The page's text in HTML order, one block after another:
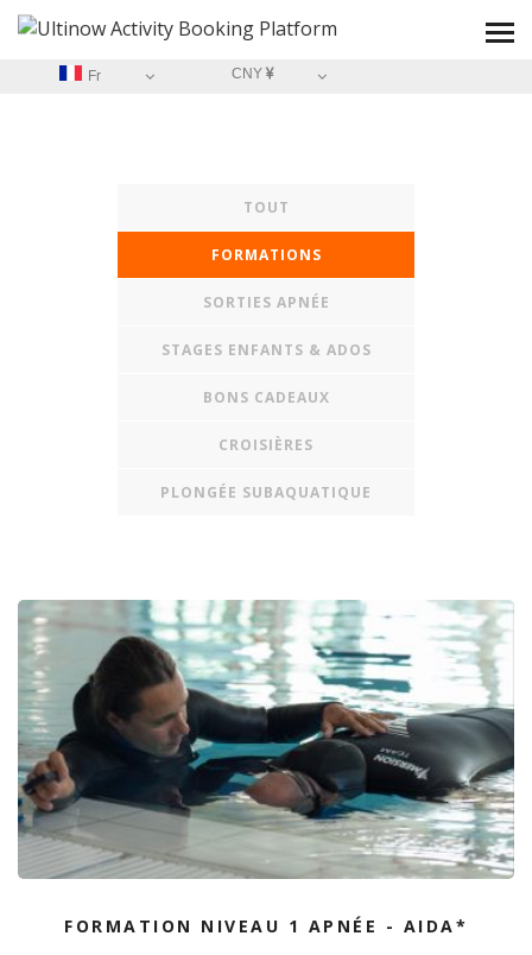
Fr CNY
TOUT
FORMATIONS
SORTIES APNÉE
STAGES ENFANTS & ADOS
BONS CADEAUX
CROISIÈRES
PLONGÉE SUBAQUATIQUE
FORMATION NIVEAU 1 APNÉE - AIDA*